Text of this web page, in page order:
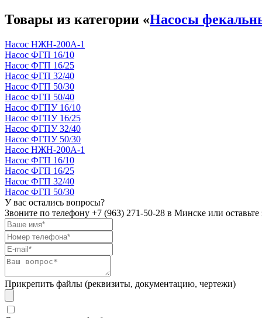
Товары из категории «Насосы
Насос НЖН-200А-1
Насос ФГП 16/10
Насос ФГП 16/25
Насос ФГП 32/40
Насос ФГП 50/30
Насос ФГП 50/40
Насос ФГПУ 16/10
Насос ФГПУ 16/25
Насос ФГПУ 32/40
Насос ФГПУ 50/30
Насос НЖН-200А-1
Насос ФГП 16/10
Насос ФГП 16/25
Насос ФГП 32/40
Насос ФГП 50/30
У вас остались вопросы?
Звоните по телефону +7 (963) 271-50-28 в Минске или оставьте
Прикрепить файлы (реквизиты, документацию, чертежи)